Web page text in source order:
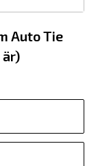
Auto Tie